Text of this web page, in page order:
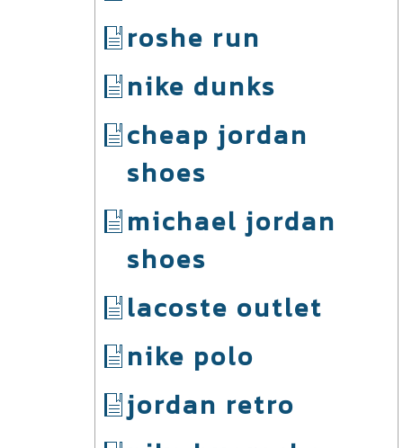
roshe run
nike dunks
cheap jordan
shoes
michael jordan
shoes
lacoste outlet
nike polo
jordan retro